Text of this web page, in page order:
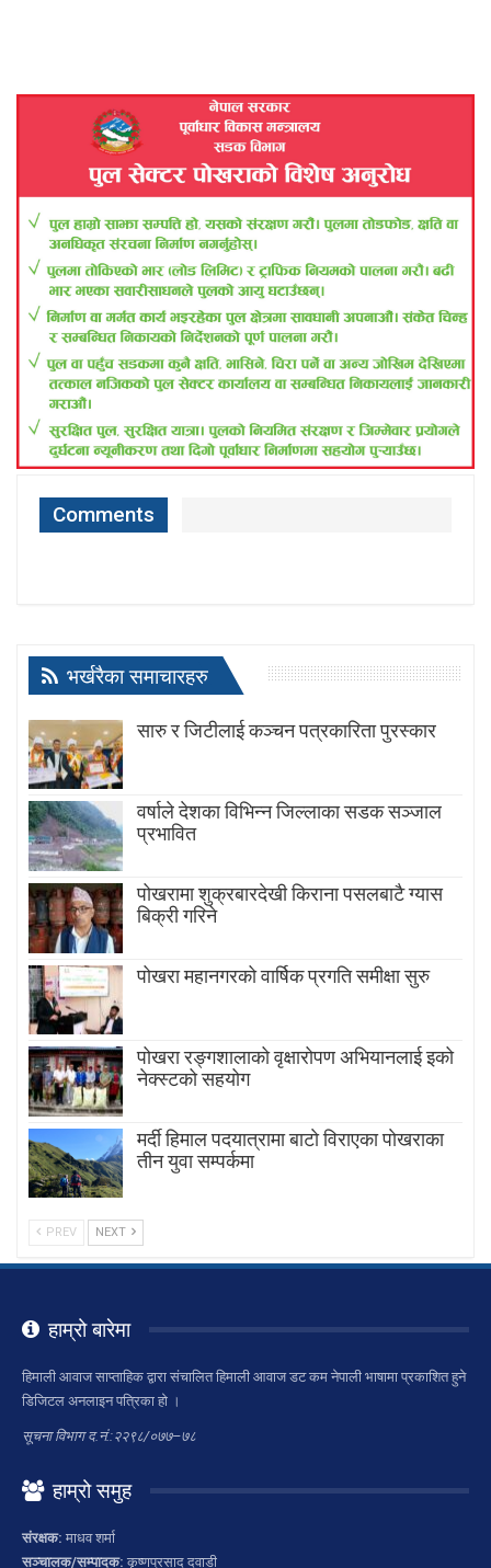
Comments
भर्खरैका समाचारहरु
सारु र जिटीलाई कञ्चन पत्रकारिता पुरस्कार
वर्षाले देशका विभिन्न जिल्लाका सडक सञ्जाल
प्रभावित
पोखरामा शुक्रबारदेखी किराना पसलबाटै ग्यास
बिक्री गरिने
पोखरा महानगरको वार्षिक प्रगति समीक्षा सुरु
पोखरा रङ्गशालाको वृक्षारोपण अभियानलाई इको
नेक्स्टको सहयोग
मर्दी हिमाल पदयात्रामा बाटाे विराएका पाेखराका
तीन युवा सम्पर्कमा
PREV NEXT
हाम्रो बारेमा
हिमाली आवाज साप्ताहिक द्वारा संचालित हिमाली आवाज डट कम नेपाली भाषामा प्रकाशित हुने
डिजिटल अनलाइन पत्रिका हो ।
सूचना विभाग द.नं.:२२९८/०७७–७८
हाम्रो समुह
संरक्षक: माधव शर्मा
सञ्चालक/सम्पादक: कृष्णप्रसाद दवाडी